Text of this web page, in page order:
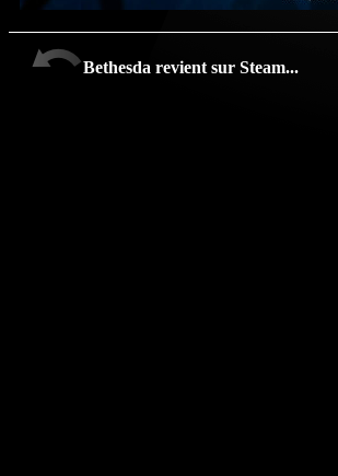
Bethesda revient sur Steam...